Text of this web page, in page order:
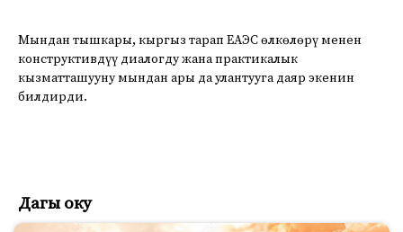
Мындан тышкары, кыргыз тарап ЕАЭС өлкөлөрү менен
конструктивдүү диалогду жана практикалык
кызматташууну мындан ары да улантууга даяр экенин
билдирди.
Дагы оку